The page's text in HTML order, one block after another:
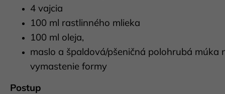
4 vajcia
100 ml rastlinného mlieka
100 ml oleja,
maslo a špaldová/pšeničná polohrubá múka
vymastenie formy
Postup